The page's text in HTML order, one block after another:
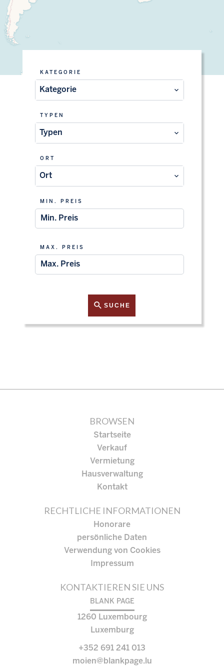
KATEGORIE
Kategorie
TYPEN
Typen
ORT
Ort
MIN. PREIS
MAX. PREIS
SUCHE
BROWSEN
Startseite
Verkauf
Vermietung
Hausverwaltung
Kontakt
RECHTLICHE INFORMATIONEN
Honorare
persönliche Daten
Verwendung von Cookies
Impressum
KONTAKTIEREN SIE UNS
BLANK PAGE
1260 Luxembourg
Luxemburg
+352 691 241 013
moien@blankpage.lu